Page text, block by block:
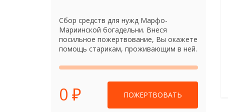
Сбор средств для нужд Марфо-
Мариинской богадельни. Внеся
посильное пожертвование, Вы окажете
помощь старикам, проживающим в ней.
0 ₽ ПОЖЕРТВОВАТЬ